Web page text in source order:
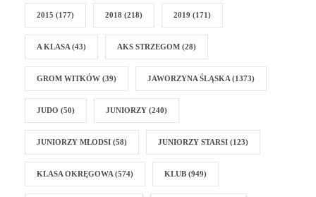
2015 (177) 2018 (218) 2019 (171)
A KLASA (43) AKS STRZEGOM (28)
GROM WITKÓW (39) JAWORZYNA ŚLĄSKA (1373)
JUDO (50) JUNIORZY (240)
JUNIORZY MŁODSI (58) JUNIORZY STARSI (123)
KLASA OKRĘGOWA (574) KLUB (949)